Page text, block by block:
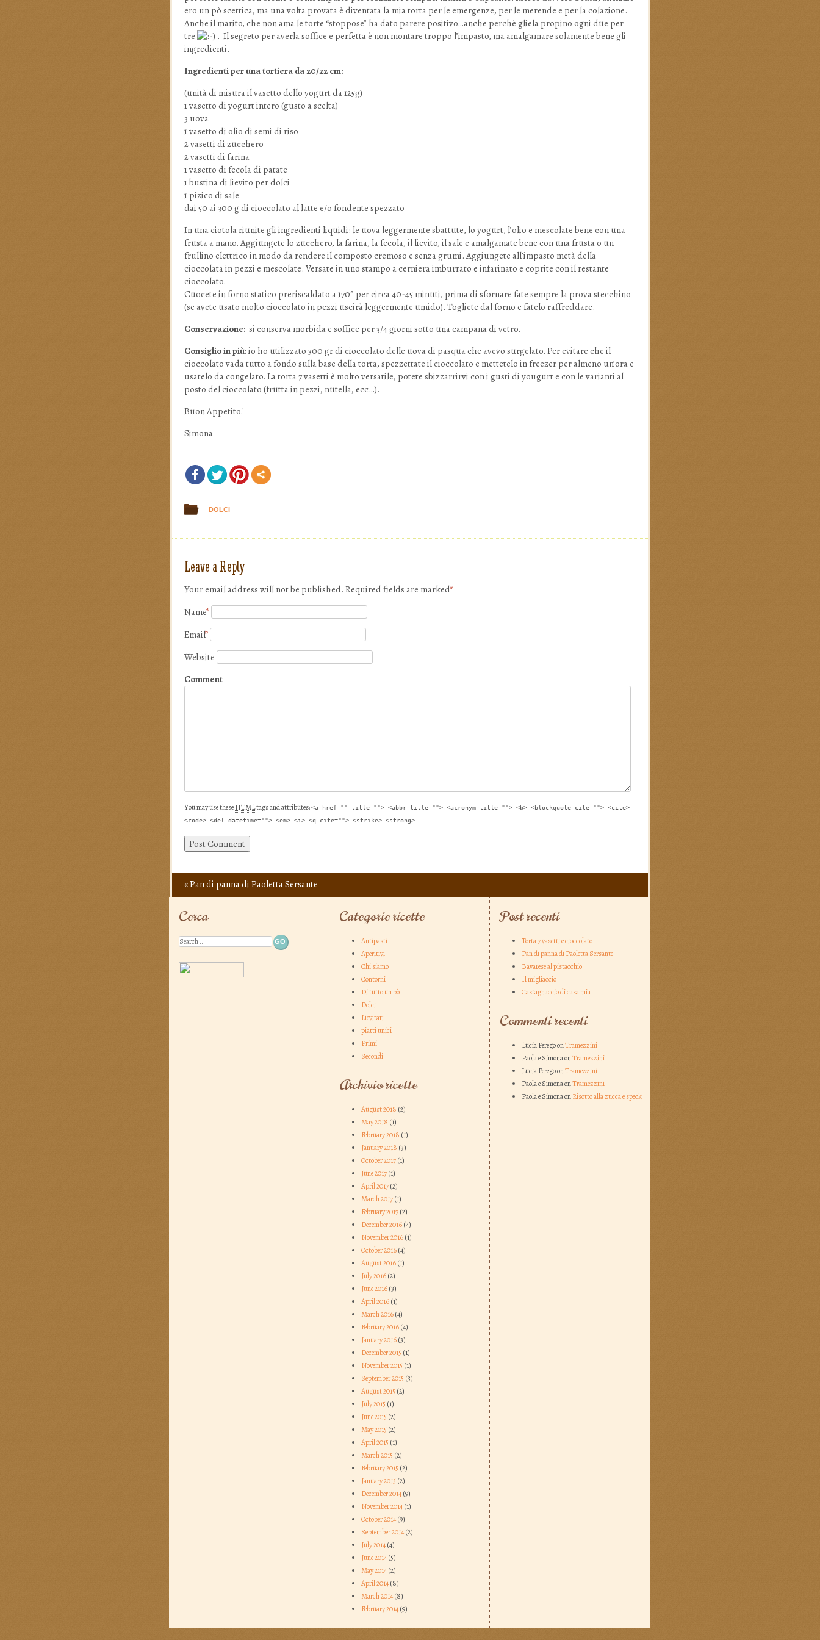
ero un pò scettica, ma una volta provata è diventata la mia torta per le emergenze, per le merende e per la colazione.
Anche il marito, che non ama le torte “stoppose” ha dato parere positivo…anche perchè gliela propino ogni due per
tre
. Il segreto per averla soffice e perfetta è non montare troppo l’impasto, ma amalgamare solamente bene gli
ingredienti.
Ingredienti per una tortiera da 20/22 cm:
(unità di misura il vasetto dello yogurt da 125g)
1 vasetto di yogurt intero (gusto a scelta)
3 uova
1 vasetto di olio di semi di riso
2 vasetti di zucchero
2 vasetti di farina
1 vasetto di fecola di patate
1 bustina di lievito per dolci
1 pizico di sale
dai 50 ai 300 g di cioccolato al latte e/o fondente spezzato
In una ciotola riunite gli ingredienti liquidi: le uova leggermente sbattute, lo yogurt, l’olio e mescolate bene con una
frusta a mano. Aggiungete lo zucchero, la farina, la fecola, il lievito, il sale e amalgamate bene con una frusta o un
frullino elettrico in modo da rendere il composto cremoso e senza grumi. Aggiungete all’impasto metà della
cioccolata in pezzi e mescolate. Versate in uno stampo a cerniera imburrato e infarinato e coprite con il restante
cioccolato.
Cuocete in forno statico preriscaldato a 170° per circa 40-45 minuti, prima di sfornare fate sempre la prova stecchino
(se avete usato molto cioccolato in pezzi uscirà leggermente umido). Togliete dal forno e fatelo raffreddare.
Conservazione: si conserva morbida e soffice per 3/4 giorni sotto una campana di vetro.
Consiglio in più:io ho utilizzato 300 gr di cioccolato delle uova di pasqua che avevo surgelato. Per evitare che il
cioccolato vada tutto a fondo sulla base della torta, spezzettate il cioccolato e mettetelo in freezer per almeno un’ora e
usatelo da congelato. La torta 7 vasetti è molto versatile, potete sbizzarrirvi con i gusti di yougurt e con le varianti al
posto del cioccolato (frutta in pezzi, nutella, ecc…).
Buon Appetito!
Simona
DOLCI
Leave a Reply
Your email address will not be published. Required fields are marked*
Name*
Email*
Website
Comment
You may use theseHTMLtags and attributes:<a href="" title=""> <abbr title=""> <acronym title=""> <b> <blockquote cite=""> <cite>
<code> <del datetime=""> <em> <i> <q cite=""> <strike> <strong>
Post navigation
«Pan di panna di Paoletta Sersante
Cerca
Search
Categorie ricette
Antipasti
Aperitivi
Chi siamo
Contorni
Di tutto un pò
Dolci
Lievitati
piatti unici
Primi
Secondi
Archivio ricette
August 2018 (2)
May 2018 (1)
February 2018 (1)
January 2018 (3)
October 2017(1)
June 2017(1)
April 2017(2)
March 2017(1)
February 2017(2)
December 2016(4)
November 2016(1)
October 2016(4)
August 2016(1)
July 2016(2)
June 2016(3)
April 2016(1)
March 2016(4)
February 2016(4)
January 2016(3)
December 2015 (1)
November 2015 (1)
September 2015 (3)
August 2015 (2)
July 2015 (1)
June 2015 (2)
May 2015 (2)
April 2015 (1)
March 2015 (2)
February 2015 (2)
January 2015 (2)
December 2014(9)
November 2014(1)
October 2014(9)
September 2014(2)
July 2014(4)
June 2014(5)
May 2014(2)
April 2014(8)
March 2014(8)
February 2014(9)
Post recenti
Torta 7 vasetti e cioccolato
Pan di panna di Paoletta Sersante
Bavarese al pistacchio
Il migliaccio
Castagnaccio di casa mia
Commenti recenti
Lucia Perego onTramezzini
Paola e Simona onTramezzini
Lucia Perego onTramezzini
Paola e Simona onTramezzini
Paola e Simona onRisotto alla zucca e speck